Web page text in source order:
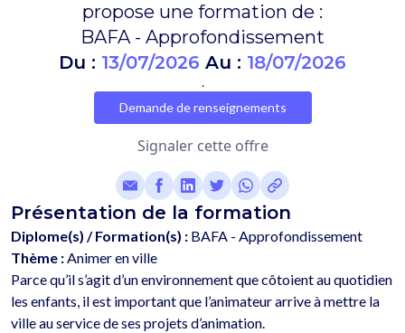
propose une formation de :
BAFA - Approfondissement
Du : 13/07/2026 Au : 18/07/2026
.
Demande de renseignements
Signaler cette offre
Présentation de la formation
Diplome(s) / Formation(s) : BAFA - Approfondissement
Thème :Animer en ville
Parce qu’il s’agit d’un environnement que côtoient au quotidien
les enfants, il est important que l’animateur arrive à mettre la
ville au service de ses projets d’animation.